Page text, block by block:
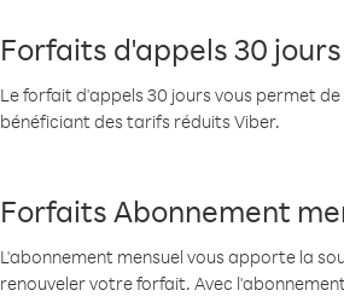
Forfaits d'appels 30 jours
Le forfait d'appels 30 jours vous permet
bénéficiant des tarifs réduits Viber.
Forfaits Abonnement
L'abonnement mensuel vous apporte la
renouveler votre forfait. Avec